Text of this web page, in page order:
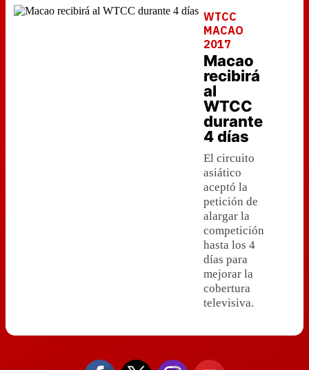
WTCC
MACAO
2017
Macao
recibirá
al
WTCC
durante
4 días
El circuito
asiático
aceptó la
petición de
alargar la
competición
hasta los 4
días para
mejorar la
cobertura
televisiva.